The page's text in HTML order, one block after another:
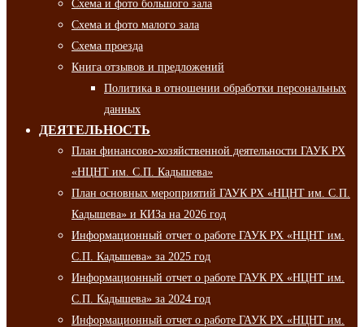
Схема и фото большого зала
Схема и фото малого зала
Схема проезда
Книга отзывов и предложений
Политика в отношении обработки персональных
данных
ДЕЯТЕЛЬНОСТЬ
План финансово-хозяйственной деятельности ГАУК РХ
«НЦНТ им. С.П. Кадышева»
План основных мероприятий ГАУК РХ «НЦНТ им. С.П.
Кадышева» и КИЗа на 2026 год
Информационный отчет о работе ГАУК РХ «НЦНТ им.
С.П. Кадышева» за 2025 год
Информационный отчет о работе ГАУК РХ «НЦНТ им.
С.П. Кадышева» за 2024 год
Информационный отчет о работе ГАУК РХ «НЦНТ им.